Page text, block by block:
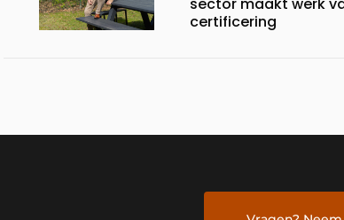
certificering